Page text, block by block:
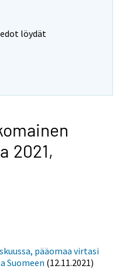
löydät
2021,
pääomaa virtasi
Suomeen (12.11.2021)